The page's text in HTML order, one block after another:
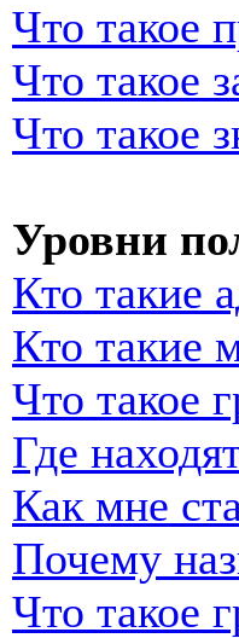
Что такое
Что такое
Что такое
Уровни
Кто такие
Кто такие
Что такое
Где
Как мне
Почему
Что такое